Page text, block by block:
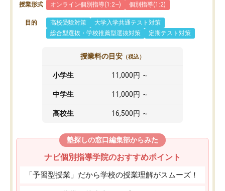
授業形式 オンライン個別指導(1:2~) 個別指導(1:2)
目的 高校受験対策
大学入学共通テスト対策
総合型選抜・学校推薦型選抜対策
定期テスト対策
授業料の目安 （税込）
小学生 11,000円 ～
中学生 11,000円 ～
高校生 16,500円 ～
塾探しの窓口編集部からみた
ナビ個別指導学院のおすすめポイント
「予習型授業」だから学校の授業理解がスムーズ！